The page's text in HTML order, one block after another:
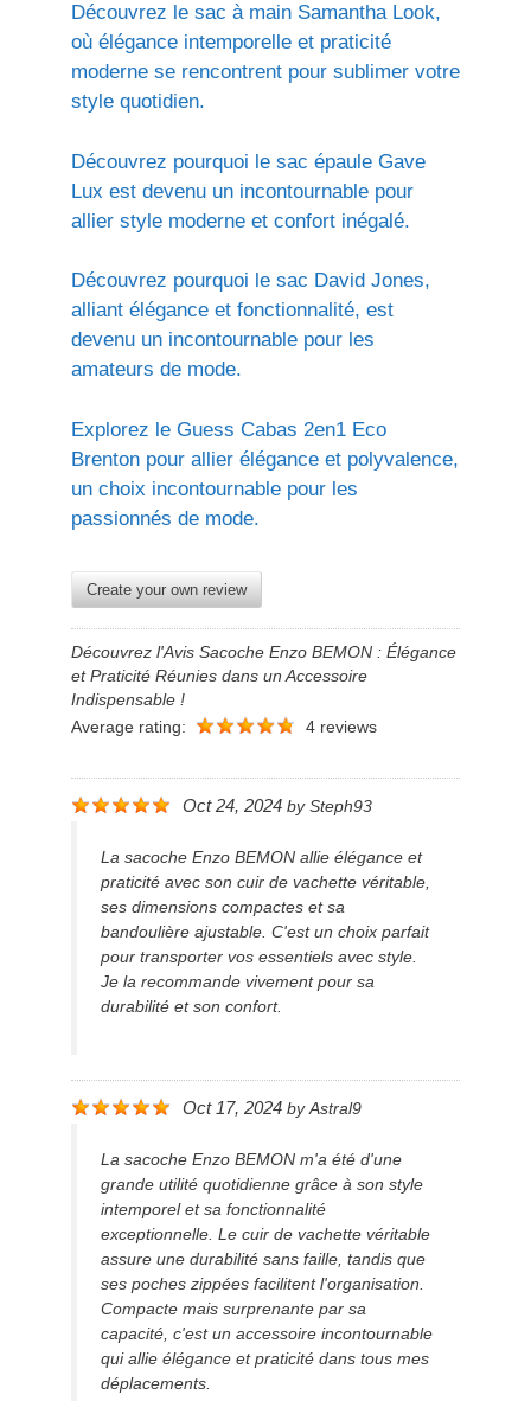
Découvrez le sac à main Samantha Look,
où élégance intemporelle et praticité
moderne se rencontrent pour sublimer votre
style quotidien.
Découvrez pourquoi le sac épaule Gave
Lux est devenu un incontournable pour
allier style moderne et confort inégalé.
Découvrez pourquoi le sac David Jones,
alliant élégance et fonctionnalité, est
devenu un incontournable pour les
amateurs de mode.
Explorez le Guess Cabas 2en1 Eco
Brenton pour allier élégance et polyvalence,
un choix incontournable pour les
passionnés de mode.
Create your own review
Découvrez l'Avis Sacoche Enzo BEMON : Élégance
et Praticité Réunies dans un Accessoire
Indispensable !
Average rating:
4 reviews
Oct 24, 2024 by Steph93
La sacoche Enzo BEMON allie élégance et
praticité avec son cuir de vachette véritable,
ses dimensions compactes et sa
bandoulière ajustable. C'est un choix parfait
pour transporter vos essentiels avec style.
Je la recommande vivement pour sa
durabilité et son confort.
Oct 17, 2024 byAstral9
La sacoche Enzo BEMON m'a été d'une
grande utilité quotidienne grâce à son style
intemporel et sa fonctionnalité
exceptionnelle. Le cuir de vachette véritable
assure une durabilité sans faille, tandis que
ses poches zippées facilitent l'organisation.
Compacte mais surprenante par sa
capacité, c'est un accessoire incontournable
qui allie élégance et praticité dans tous mes
déplacements.